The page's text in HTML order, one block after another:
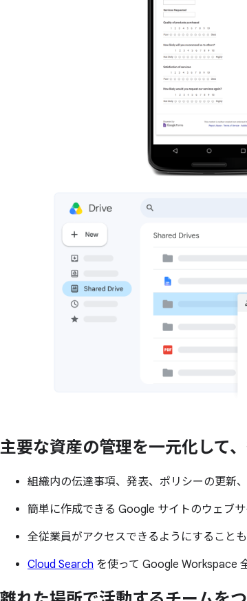
主要な資産の管理を一元化して、
組織内の伝達事項、発表、ポリシーの更新
簡単に作成できる Google サイトのウェブ
全従業員がアクセスできるようにすること
Cloud Search を使って Google Workspace